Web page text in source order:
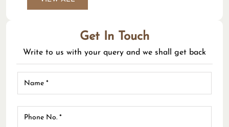
Google) Thank you Dermaster for making me
beautiful, the service is super and satisfying, Dr. Jessy
Get In Touch
Write to us with your query and we shall get back